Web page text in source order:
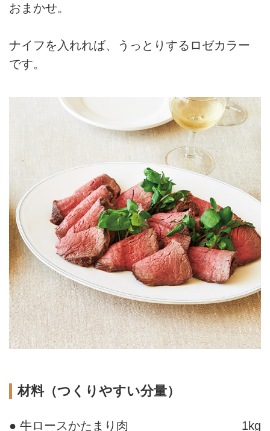
おまかせ。
ナイフを入れれば、うっとりするロゼカラー
です。
材料（つくりやすい分量）
● 牛ロースかたまり肉 1kg